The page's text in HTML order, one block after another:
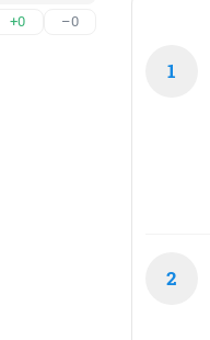
+0 –0
1
2